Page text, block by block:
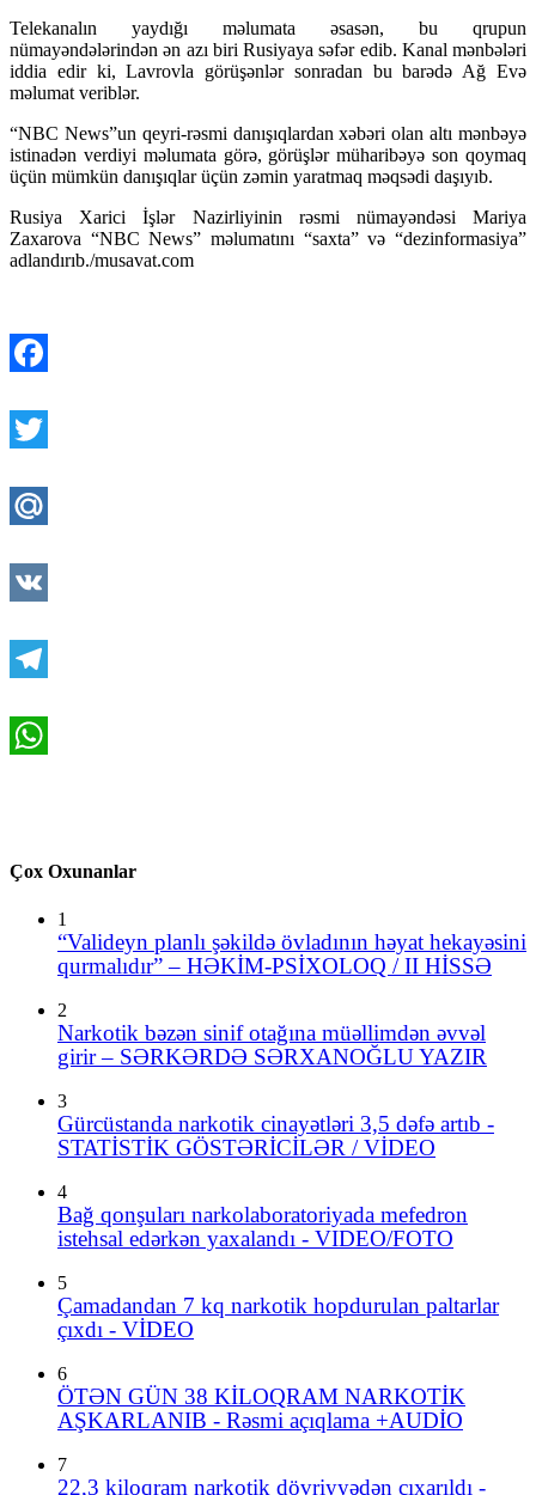
Telekanalın yaydığı məlumata əsasən, bu qrupun
nümayəndələrindən ən azı biri Rusiyaya səfər edib. Kanal mənbələri
iddia edir ki, Lavrovla görüşənlər sonradan bu barədə Ağ Evə
məlumat veriblər.
“NBC News”un qeyri-rəsmi danışıqlardan xəbəri olan altı mənbəyə
istinadən verdiyi məlumata görə, görüşlər müharibəyə son qoymaq
üçün mümkün danışıqlar üçün zəmin yaratmaq məqsədi daşıyıb.
Rusiya Xarici İşlər Nazirliyinin rəsmi nümayəndəsi Mariya
Zaxarova “NBC News” məlumatını “saxta” və “dezinformasiya”
adlandırıb./musavat.com
Çox Oxunanlar
1
“Valideyn planlı şəkildə övladının həyat hekayəsini
qurmalıdır” – HƏKİM-PSİXOLOQ / II HİSSƏ
2
Narkotik bəzən sinif otağına müəllimdən əvvəl
girir – SƏRKƏRDƏ SƏRXANOĞLU YAZIR
3
Gürcüstanda narkotik cinayətləri 3,5 dəfə artıb -
STATİSTİK GÖSTƏRİCİLƏR / VİDEO
4
Bağ qonşuları narkolaboratoriyada mefedron
istehsal edərkən yaxalandı - VIDEO/FOTO
5
Çamadandan 7 kq narkotik hopdurulan paltarlar
çıxdı - VİDEO
6
ÖTƏN GÜN 38 KİLOQRAM NARKOTİK
AŞKARLANIB - Rəsmi açıqlama +AUDİO
7
22,3 kiloqram narkotik dövriyyədən çıxarıldı -